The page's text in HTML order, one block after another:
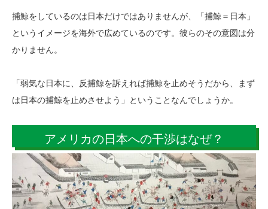
捕鯨をしているのは日本だけではありませんが、「捕鯨＝日本」
というイメージを海外で広めているのです。彼らのその意図は分
かりません。
「弱気な日本に、反捕鯨を訴えれば捕鯨を止めそうだから、まず
は日本の捕鯨を止めさせよう」ということなんでしょうか。
アメリカの日本への干渉はなぜ？